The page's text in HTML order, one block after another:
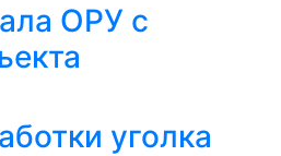
ОРУ с
уголка